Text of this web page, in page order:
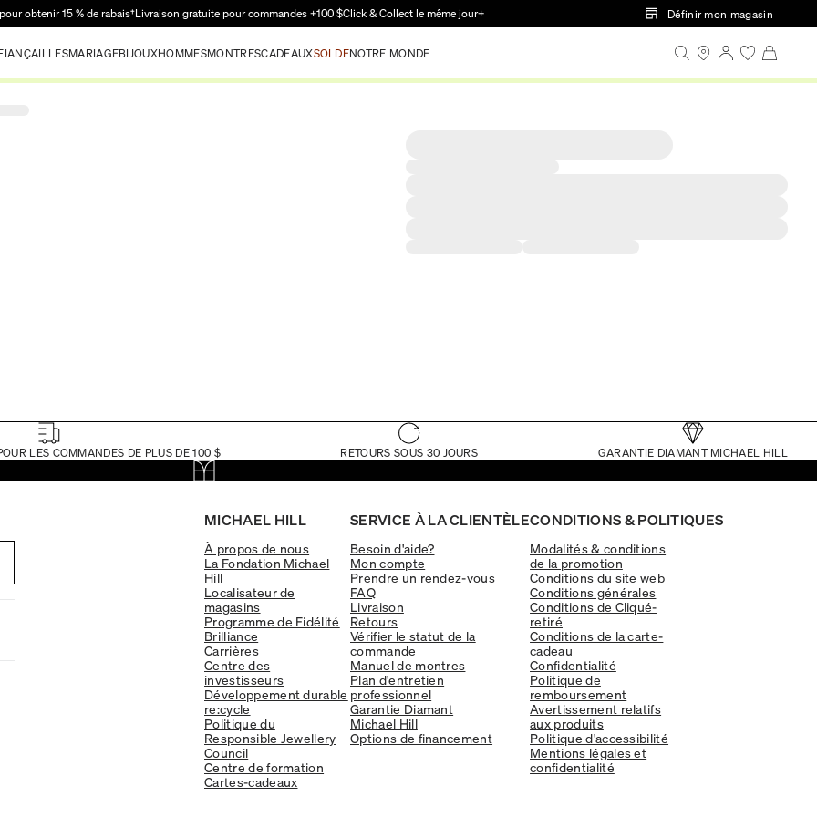
Passer au contenu principal
obtenir 15 % de rabais†Livraison gratuite pour commandes +100 $Click & Collect le même jour+ Définir mon magasin
MARIAGEBIJOUXHOMMESMONTRESCADEAUXSOLDENOTRE MONDE
LES COMMANDES DE PLUS DE 100 $ RETOURS SOUS 30 JOURS GARANTIE DIAMANT MICHAEL HILL
MICHAEL HILL
À propos de nous
La Fondation Michael
Hill
Localisateur de
magasins
Programme de Fidélité
Brilliance
Carrières
Centre des
investisseurs
Développement durable
re:cycle
Politique du
Responsible Jewellery
Council
Centre de formation
Cartes-cadeaux
SERVICE À LA CLIENTÈLE
Besoin d'aide?
Mon compte
Prendre un rendez-vous
FAQ
Livraison
Retours
Vérifier le statut de la
commande
Manuel de montres
Plan d'entretien
professionnel
Garantie Diamant
Michael Hill
Options de financement
CONDITIONS & POLITIQUES
Modalités & conditions
de la promotion
Conditions du site web
Conditions générales
Conditions de Cliqué-
retiré
Conditions de la carte-
cadeau
Confidentialité
Politique de
remboursement
Avertissement relatifs
aux produits
Politique d'accessibilité
Mentions légales et
confidentialité